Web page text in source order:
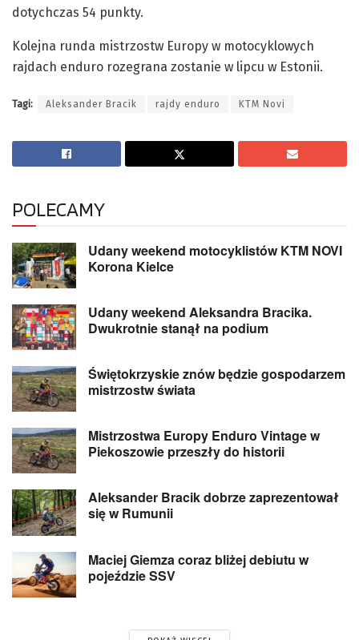
dotychczas 54 punkty.
Kolejna runda mistrzostw Europy w motocyklowych
rajdach enduro rozegrana zostanie w lipcu w Estonii.
Tagi: Aleksander Bracik rajdy enduro KTM Novi
POLECAMY
Udany weekend motocyklistów KTM NOVI
Korona Kielce
Udany weekend Aleksandra Bracika.
Dwukrotnie stanął na podium
Świętokrzyskie znów będzie gospodarzem
mistrzostw świata
Mistrzostwa Europy Enduro Vintage w
Piekoszowie przeszły do historii
Aleksander Bracik dobrze zaprezentował
się w Rumunii
Maciej Giemza coraz bliżej debiutu w
pojeździe SSV